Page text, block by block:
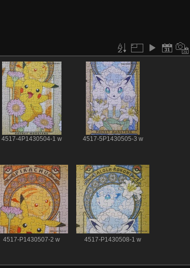
4517-4P1430504-1 w 4517-5P1430505-3 w
4517-P1430507-2 w 4517-P1430508-1 w